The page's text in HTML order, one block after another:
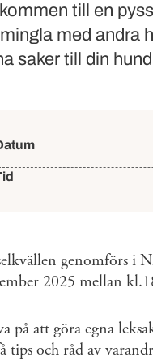
till en
med andra
saker till din
genomförs i
2025 mellan
på att göra egna
tips och råd av